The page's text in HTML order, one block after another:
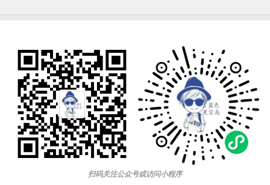
扫码关注公众号或访问小程序